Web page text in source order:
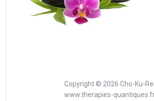
Copyright © 2026 Cho-Ku-Rei
www.therapies-